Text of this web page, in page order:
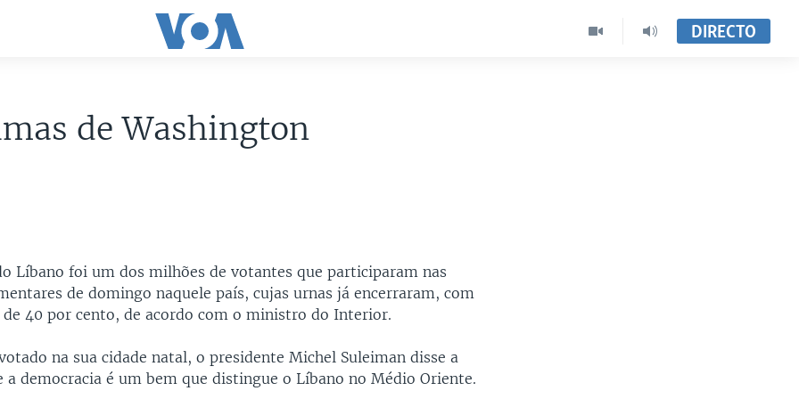
DIRECTO
de Washington
Líbano foi um dos milhões de votantes que participaram nas
de domingo naquele país, cujas urnas já encerraram, com
40 por cento, de acordo com o ministro do Interior.
na sua cidade natal, o presidente Michel Suleiman disse a
a democracia é um bem que distingue o Líbano no Médio Oriente.